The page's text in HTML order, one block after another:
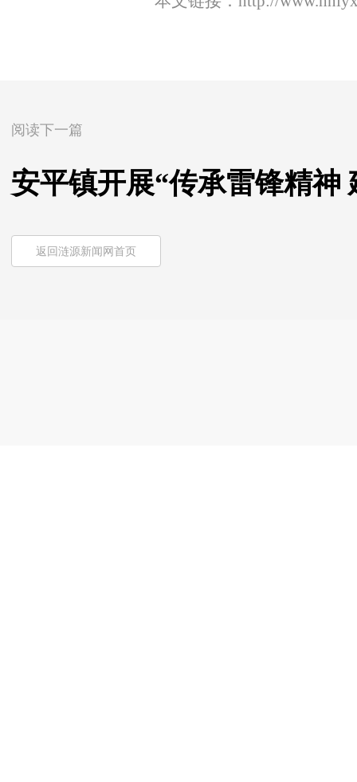
阅读下一篇
安平镇开展“传承雷锋精神
返回涟源新闻网首页